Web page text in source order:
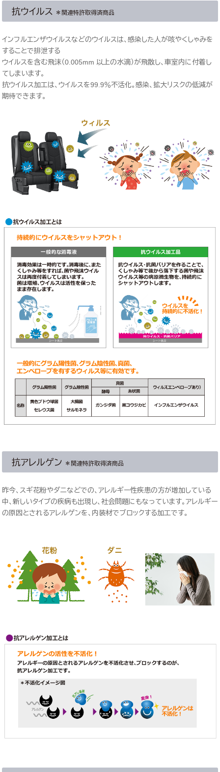
抗ウイルス ＊関連特許取得済商品
インフルエンザウイルスなどのウイルスは、感染した人が咳やくしゃみを
することで排泄する
ウイルスを含む飛沫（0.005mm 以上の水滴）が飛散し、車室内に付着し
てしまいます。
抗ウイルス加工は、ウイルスを99.9％不活化。感染、拡大リスクの低減が
期待できます。
抗アレルゲン ＊関連特許取得済商品
昨今、スギ花粉やダニなどでの、アレルギー性疾患の方が増加している
中、新しいタイプの疾病も出現し、社会問題にもなっています。アレルギー
の原因とされるアレルゲンを、内装材でブロックする加工です。